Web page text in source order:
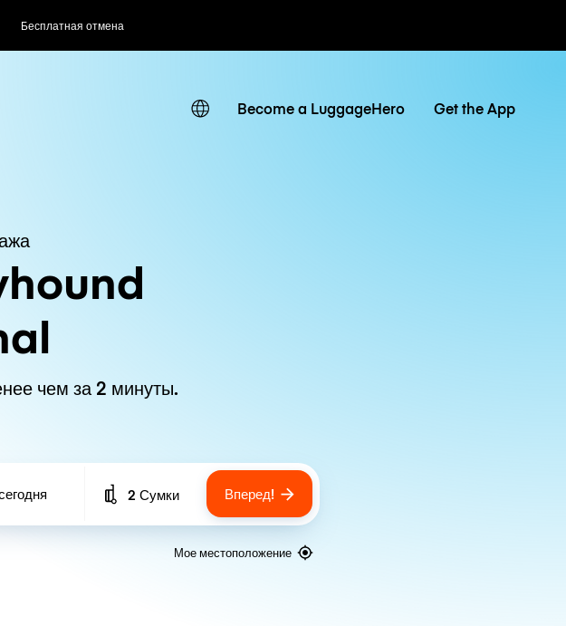
Почасовые / дневные тарифы
Become a LuggageHero Get the App
чем за 2 минуты.
Number of bags
2 Сумки Вперед!
Мое местоположение